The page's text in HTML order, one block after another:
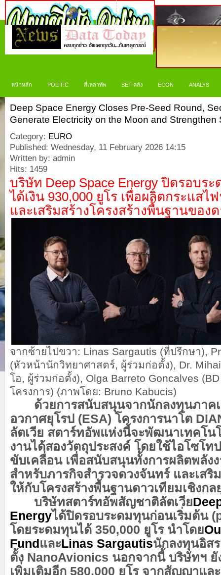
หน้าหลัก POLITIC สี่เหล่าทัพ SET-คลัง ECON ANALYS
Deep Space Energy Closes Pre-Seed Round,
Generate Electricity on the Moon and Strengthen
Category: EURO
Published: Wednesday, 11 February 2026 14:15
Written by: admin
Hits: 1459
บริษัท Deep Space Energy ปิดรอบร
ได้เงิน 930,000 ยูโร เพื่อผลิตกระแส
และเสริมสร้างโครงสร้างพื้นฐานของ
จากซ้ายไปขวา: Linas Sargautis (ที่ปรึกษา),
(หัวหน้านักวิทยาศาสตร์, ผู้ร่วมก่อตั้ง), Dr.
โอ, ผู้ร่วมก่อตั้ง), Olga Barreto Goncalves
โครงการ) (ภาพโดย: Bruno Kabucis)
ด้วยการสนับสนุนจากนักลงทุนภาคเ
อวกาศยุโรป (ESA) โครงการนาโต
ลัตเวีย สตาร์ทอัพแห่งนี้จะพัฒนาเทคโน
งานได้สองวัตถุประสงค์ โดยใช้ไอโซโท
ขับเคลื่อน เพื่อสนับสนุนทั้งการผลิตพลัง
สำหรับภารกิจสำรวจดวงจันทร์ และเส
ให้กับโครงสร้างพื้นฐานดาวเทียมเชิงก
บริษัทสตาร์ทอัพสัญชาติลัตเวีย
Energyได้ปิดรอบระดมทุนก่อนเริ่มต้น
โดยระดมทุนได้ 350,000 ยูโร นำโดย
FundและLinas Sargautisนักลงทุนอิส
ตั้ง NanoAvionics นอกจากนี้ บริษัทฯ ยั
เพิ่มเติมอีก 580,000 ยูโร จากสัญญาแล